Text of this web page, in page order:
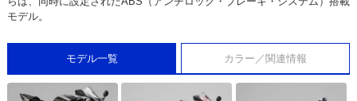
モデル。
モデル一覧 カラー／関連情報